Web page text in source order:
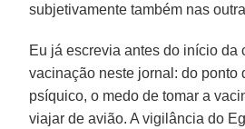
subjetivamente também nas
Eu já escrevia antes do início da
vacinação neste jornal: do ponto
psíquico, o medo de tomar a
viajar de avião. A vigilância do